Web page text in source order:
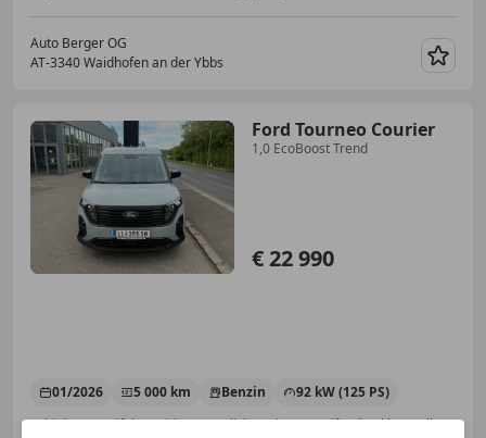
Auto Berger OG
AT-3340 Waidhofen an der Ybbs
Ford Tourneo Courier
1,0 EcoBoost Trend
€ 22 990
01/2026 5 000 km Benzin
92 kW (125 PS)
Schiebetür, Beifahrerairbag, Fernlichtassistent, Reifendruckkontrollsystem